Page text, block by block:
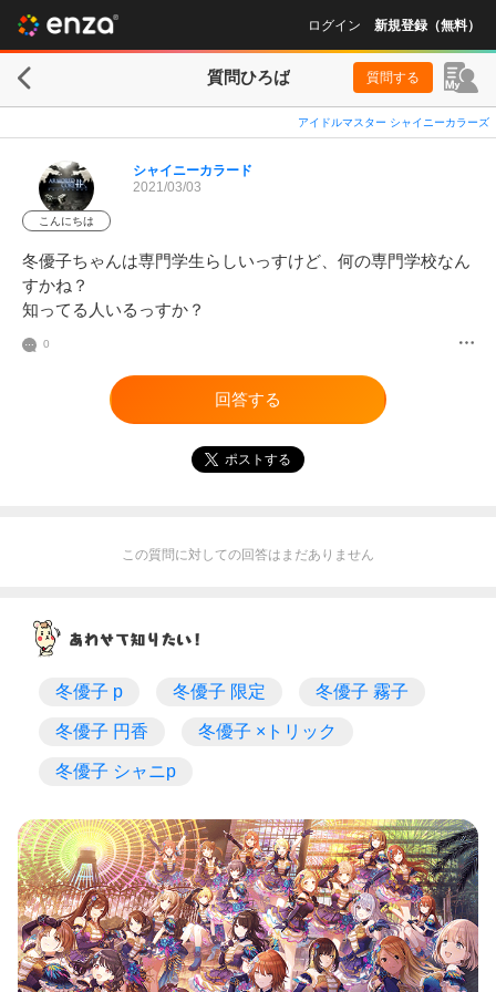
ログイン 新規登録（無料）
質問ひろば 質問する
アイドルマスター シャイニーカラーズ
こんにちは
シャイニーカラード
2021/03/03
冬優子ちゃんは専門学生らしいっすけど、何の専門学校なん
すかね？
知ってる人いるっすか？
0
回答する
ポストする
この質問に対しての回答はまだありません
冬優子 p 冬優子 限定 冬優子 霧子
冬優子 円香 冬優子 ×トリック
冬優子 シャニp